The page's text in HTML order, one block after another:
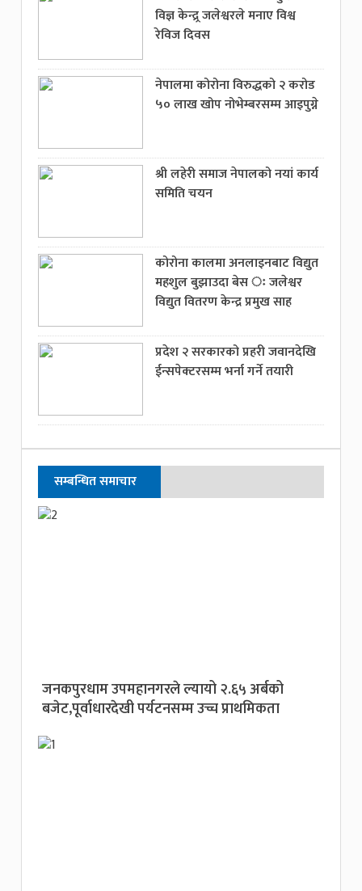
विज्ञ केन्द्र्र जलेश्वरले मनाए विश्व
रेविज दिवस
नेपालमा कोरोना विरुद्धको २ करोड
५० लाख खोप नोभेम्बरसम्म आइपुग्ने
श्री लहेरी समाज नेपालको नयां कार्य
समिति चयन
कोरोना कालमा अनलाइनबाट विद्युत
महशुल बुझाउदा बेस ः जलेश्वर
विद्युत वितरण केन्द्र प्रमुख साह
प्रदेश २ सरकारको प्रहरी जवानदेखि
ईन्सपेक्टरसम्म भर्ना गर्ने तयारी
सम्बन्धित समाचार
जनकपुरधाम उपमहानगरले ल्यायो २.६५ अर्बको
बजेट,पूर्वाधारदेखी पर्यटनसम्म उच्च प्राथमिकता